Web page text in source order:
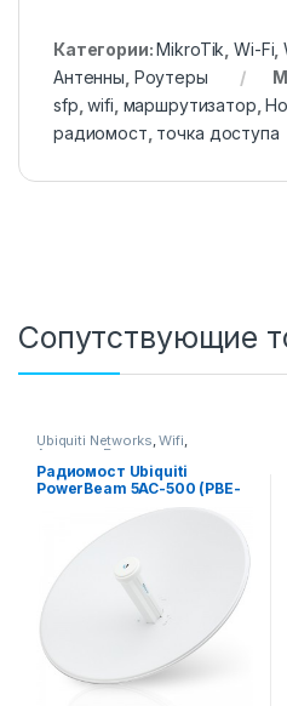
Категории:MikroTik ,Wi-Fi ,
Антенны Роутеры
sfp ,wifi маршрутизатор ,
радиомост точка доступа
Сопутствующие
Ubiquiti Networks,Wifi,
Антенны Беспроводное
оборудование,Радио Мосты
Радиомосты, CPE, PtMP-
оборудование
Радиомост Ubiquiti
PowerBeam 5AC-500 (PBE-